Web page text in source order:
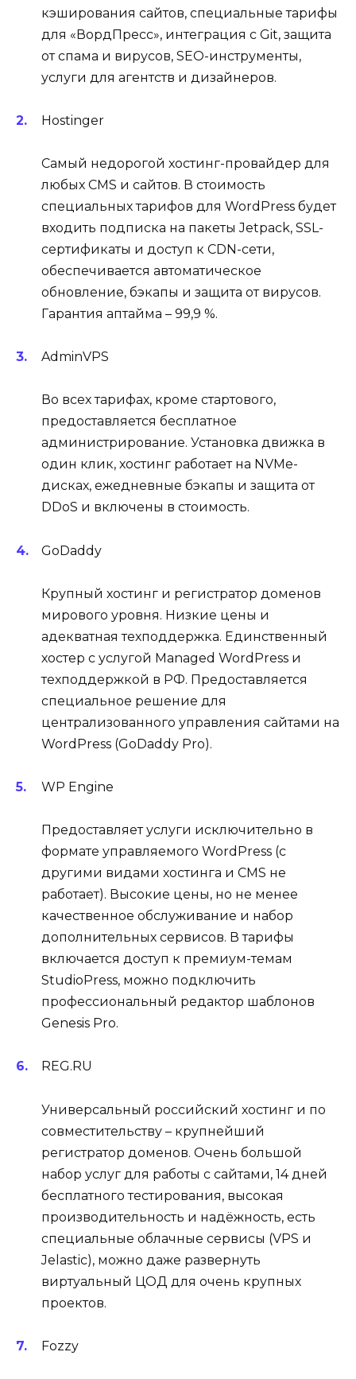
кэширования сайтов, специальные тарифы
для «ВордПресс», интеграция с Git, защита
от спама и вирусов, SEO-инструменты,
услуги для агентств и дизайнеров.
Hostinger
Самый недорогой хостинг-провайдер для
любых CMS и сайтов. В стоимость
специальных тарифов для WordPress будет
входить подписка на пакеты Jetpack, SSL-
сертификаты и доступ к CDN-сети,
обеспечивается автоматическое
обновление, бэкапы и защита от вирусов.
Гарантия аптайма – 99,9 %.
AdminVPS
Во всех тарифах, кроме стартового,
предоставляется бесплатное
администрирование. Установка движка в
один клик, хостинг работает на NVMe-
дисках, ежедневные бэкапы и защита от
DDoS и включены в стоимость.
GoDaddy
Крупный хостинг и регистратор доменов
мирового уровня. Низкие цены и
адекватная техподдержка. Единственный
хостер с услугой Managed WordPress и
техподдержкой в РФ. Предоставляется
специальное решение для
централизованного управления сайтами на
WordPress (GoDaddy Pro).
WP Engine
Предоставляет услуги исключительно в
формате управляемого WordPress (с
другими видами хостинга и CMS не
работает). Высокие цены, но не менее
качественное обслуживание и набор
дополнительных сервисов. В тарифы
включается доступ к премиум-темам
StudioPress, можно подключить
профессиональный редактор шаблонов
Genesis Pro.
REG.RU
Универсальный российский хостинг и по
совместительству – крупнейший
регистратор доменов. Очень большой
набор услуг для работы с сайтами, 14 дней
бесплатного тестирования, высокая
производительность и надёжность, есть
специальные облачные сервисы (VPS и
Jelastic), можно даже развернуть
виртуальный ЦОД для очень крупных
проектов.
Fozzy